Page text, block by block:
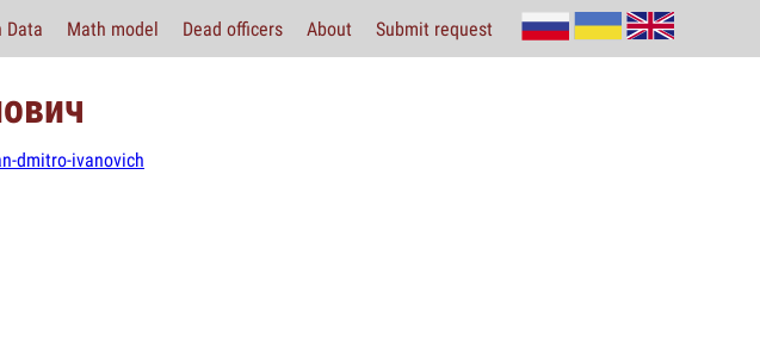
Data Math model Dead officers About Submit request
dmitro-ivanovich